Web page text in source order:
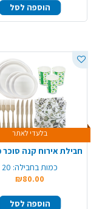
הוספה לסל
בלעדי לאתר
כמות בחבילה: 20
₪80.00
הוספה לסל